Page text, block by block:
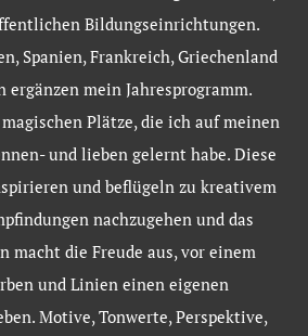
Bildungseinrichtungen.
Spanien, Frankreich, Griechenland
ergänzen mein Jahresprogramm.
Plätze, die ich auf meinen
und lieben gelernt habe. Diese
und beflügeln zu kreativem
nachzugehen und das
macht die Freude aus, vor einem
und Linien einen eigenen
Motive, Tonwerte, Perspektive,